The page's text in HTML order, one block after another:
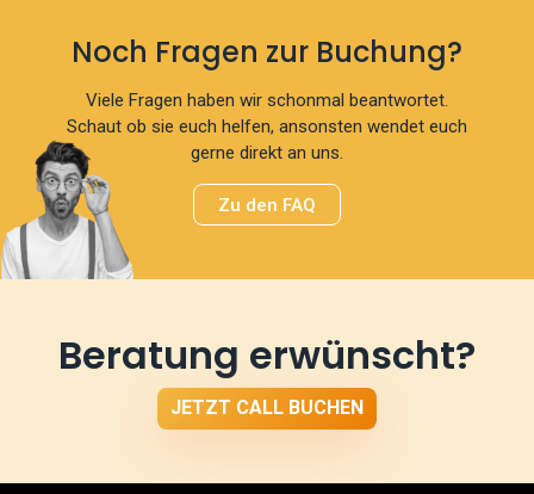
Noch Fragen zur Buchung?
Viele Fragen haben wir schonmal beantwortet.
Schaut ob sie euch helfen, ansonsten wendet euch
gerne direkt an uns.
Zu den FAQ
Beratung erwünscht?
JETZT CALL BUCHEN